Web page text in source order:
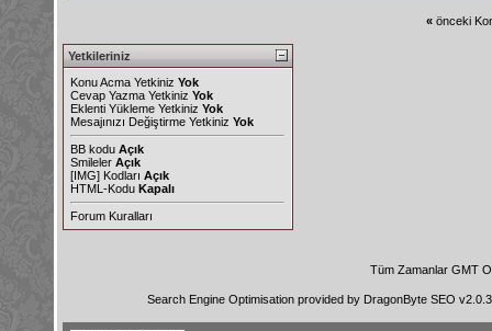
« önceki
Yetkileriniz
Konu Acma Yetkiniz Yok
Cevap Yazma Yetkiniz Yok
Eklenti Yükleme Yetkiniz Yok
Mesajınızı Değiştirme Yetkiniz Yok
BB kodu Açık
Smileler Açık
[IMG] Kodları Açık
HTML-Kodu Kapalı
Forum Kuralları
Tüm Zamanlar GMT
Search Engine Optimisation provided by DragonByte SEO